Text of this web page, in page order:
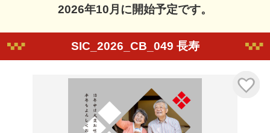
2026年10月に開始予定です。
SIC_2026_CB_049 長寿